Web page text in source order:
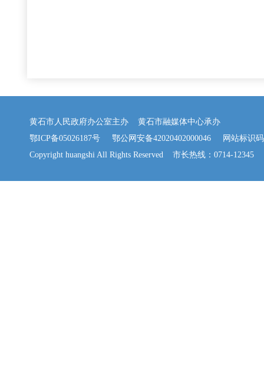
六是加大基础教
家庭子女同校就读
育费。
覆盖聘任“首席质量
评价榜单，13家企
量增长15.4%、达到
黄石市人民政府办公室主办 黄石市融媒体中心承办
鄂ICP备05026187号
鄂公网安备42020402000046 网站标识码
Copyright huangshi All Rights Reserved 市长热线：0714-12345